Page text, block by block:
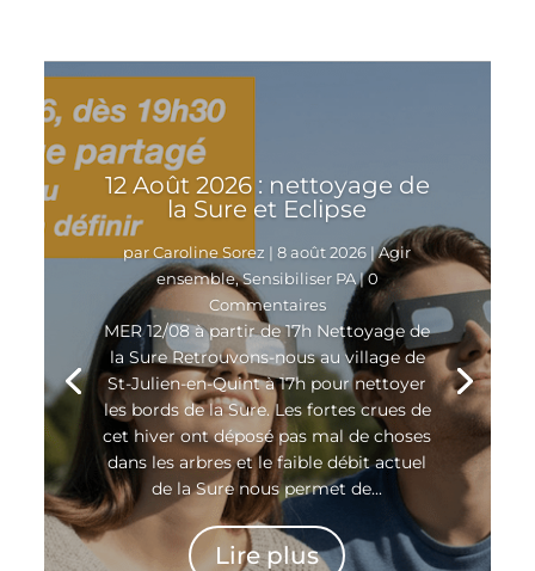
12 Août 2026 : nettoyage de
la Sure et Eclipse
parCaroline Sorez |8 août 2026 |Agir
ensemble,Sensibiliser PA| 0
Commentaires
MER 12/08 à partir de 17h Nettoyage de
la Sure Retrouvons-nous au village de
St-Julien-en-Quint à 17h pour nettoyer
les bords de la Sure. Les fortes crues de
cet hiver ont déposé pas mal de choses
dans les arbres et le faible débit actuel
de la Sure nous permet de...
Lire plus